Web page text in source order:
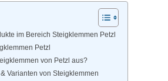
im Bereich Steigklemmen Petzl
Petzl
von Petzl aus?
Varianten von Steigklemmen